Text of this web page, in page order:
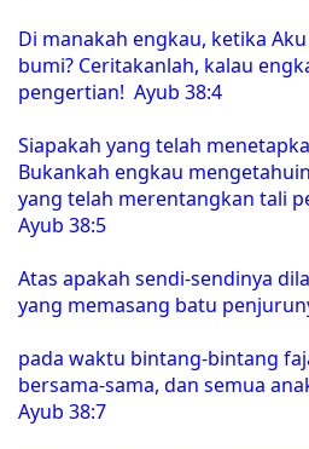
Di manakah engkau, ketika
bumi? Ceritakanlah, kalau
pengertian! Ayub 38:4
Siapakah yang telah
Bukankah engkau
yang telah merentangkan tali
Ayub 38:5
Atas apakah sendi-sendinya
yang memasang batu
pada waktu bintang-bintang
bersama-sama, dan semua
Ayub 38:7